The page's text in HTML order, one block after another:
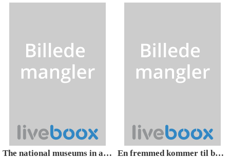
The national museums in a globalised world En fremmed kommer til byen